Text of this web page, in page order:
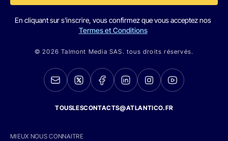
En cliquant sur s'inscrire, vous confirmez que vous acceptez nos
Termes et Conditions
© 2026 Talmont Media SAS. tous droits réservés.
TOUSLESCONTACTS@ATLANTICO.FR
MIEUX NOUS CONNAITRE